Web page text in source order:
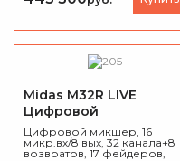
Midas M32R LIVE
Цифровой
микшерный пульт
Цифровой микшер, 16
микр.вх/8 вых, 32 канала+8
возвратов, 17 фейдеров,